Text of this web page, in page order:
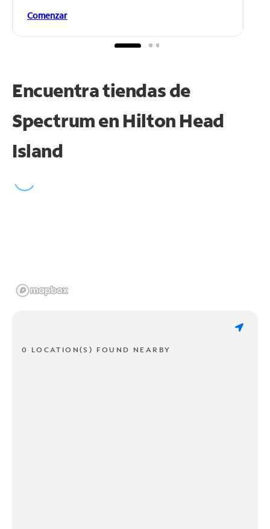
Comenzar
Encuentra tiendas de
Spectrum en Hilton Head
Island
0 LOCATION(S) FOUND NEARBY